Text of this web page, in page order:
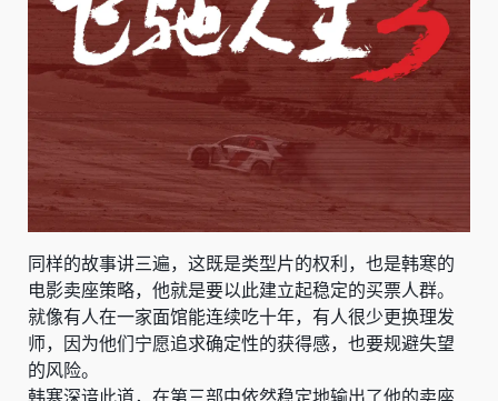
同样的故事讲三遍，这既是类型片的权利，也是韩寒的
电影卖座策略，他就是要以此建立起稳定的买票人群。
就像有人在一家面馆能连续吃十年，有人很少更换理发
师，因为他们宁愿追求确定性的获得感，也要规避失望
的风险。